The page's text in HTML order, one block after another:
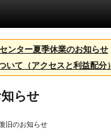
ンター夏季休業のお知らせ
いて（アクセスと利益配分）
らせ
旧のお知らせ